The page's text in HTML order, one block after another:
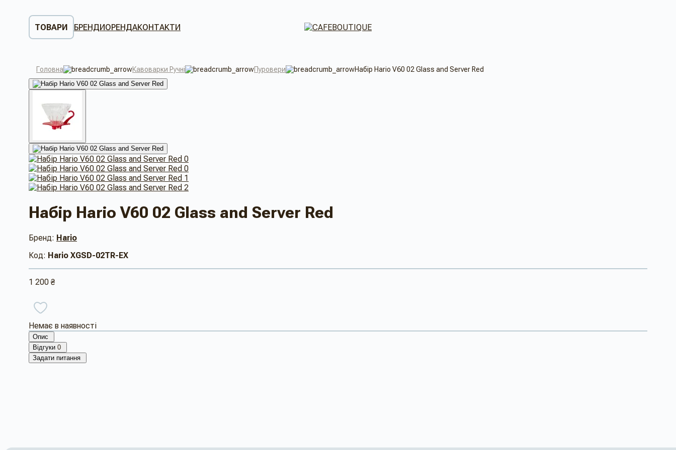
ТОВАРИ БРЕНДИОРЕНДАКОНТАКТИ
Головна Кавоварки Ручні Пуровери Набір Hario V60 02 Glass and Server Red
Набір Hario V60 02 Glass and Server Red
Бренд: Hario
Код: Hario XGSD-02TR-EX
1 200 ₴
Немає в наявності
Опис
Відгуки 0
Задати питання